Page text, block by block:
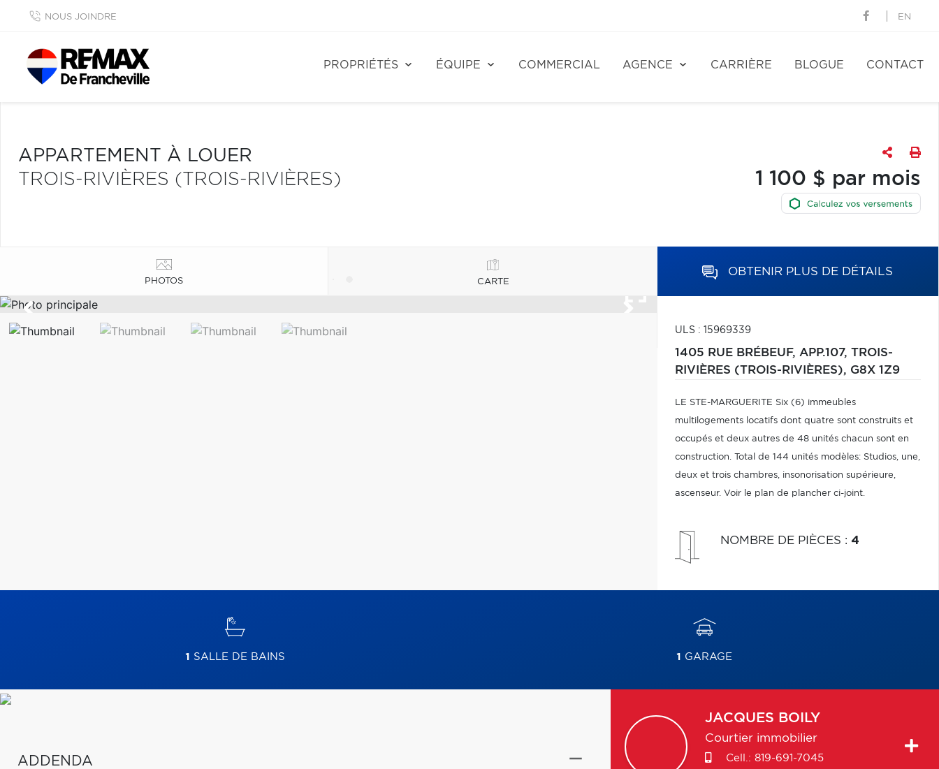
NOUS JOINDRE EN
PROPRIÉTÉS ÉQUIPE COMMERCIAL AGENCE CARRIÈRE BLOGUE CONTACT
APPARTEMENT À LOUER
TROIS-RIVIÈRES (TROIS-RIVIÈRES)
1 100 $ par mois
PHOTOS CARTE
OBTENIR PLUS DE DÉTAILS
ULS : 15969339
1405 RUE BRÉBEUF, APP.107, TROIS-
RIVIÈRES (TROIS-RIVIÈRES), G8X 1Z9
LE STE-MARGUERITE Six (6) immeubles
multilogements locatifs dont quatre sont construits et
occupés et deux autres de 48 unités chacun sont en
construction. Total de 144 unités modèles: Studios, une,
deux et trois chambres, insonorisation supérieure,
ascenseur. Voir le plan de plancher ci-joint.
NOMBRE DE PIÈCES : 4
1 SALLE DE BAINS 1 GARAGE
ADDENDA
JACQUES BOILY
Courtier immobilier
Cell.: 819-691-7045